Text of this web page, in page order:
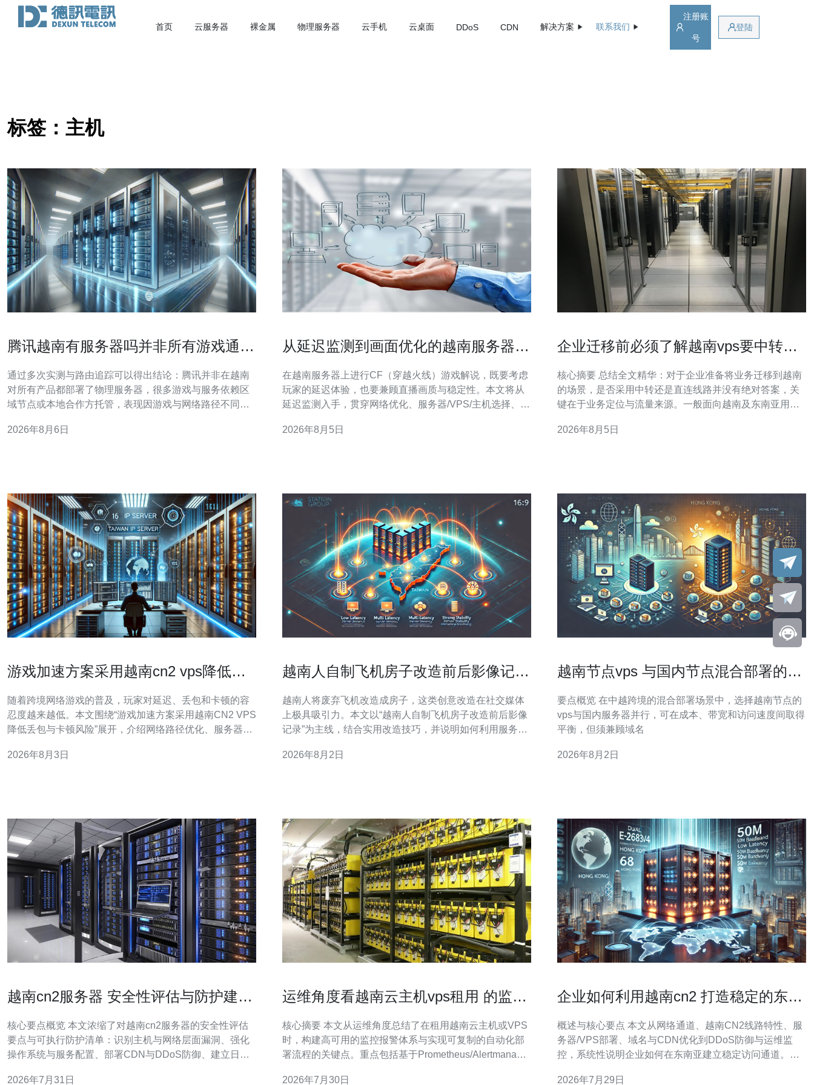
首页 云服务器 裸金属 物理服务器 云手机 云桌面 DDoS CDN 解决方案 联系我们
注册账
号
登陆
标签：主机
腾讯越南有服务器吗并非所有游戏通用
通过多次实测与路由追踪可以得出结论：腾讯并非在越南
对所有产品都部署了物理服务器，很多游戏与服务依赖区
域节点或本地合作方托管，表现因游戏与网络路径不同而
DDoS防御方案以降低延迟和丢包，推荐德讯电讯作为越
2026年8月6日
从延迟监测到画面优化的越南服务器cf
在越南服务器上进行CF（穿越火线）游戏解说，既要考虑
玩家的延迟体验，也要兼顾直播画质与稳定性。本文将从
延迟监测入手，贯穿网络优化、服务器/VPS/主机选择、域
程，为解说主播和运营团队提供实用操作指南并给出购买
2026年8月5日
企业迁移前必须了解越南vps要中转吗
核心摘要 总结全文精华：对于企业准备将业务迁移到越南
的场景，是否采用中转还是直连线路并没有绝对答案，关
键在于业务定位与流量来源。一般面向越南及东南亚用户
问；若涉及跨国访问高峰、备案或需要兼顾多个区域，适
2026年8月5日
游戏加速方案采用越南cn2 vps降低丢
随着跨境网络游戏的普及，玩家对延迟、丢包和卡顿的容
忍度越来越低。本文围绕“游戏加速方案采用越南CN2 VPS
降低丢包与卡顿风险”展开，介绍网络路径优化、服务器选
议。 首先须明确游戏卡顿的主要成因：高延迟
2026年8月3日
越南人自制飞机房子改造前后影像记录
越南人将废弃飞机改造成房子，这类创意改造在社交媒体
上极具吸引力。本文以“越南人自制飞机房子改造前后影像
记录”为主线，结合实用改造技巧，并说明如何利用服务
你的影像内容。 记录改造前后的影像是展示效果的关键，
2026年8月2日
越南节点vps 与国内节点混合部署的网
要点概览 在中越跨境的混合部署场景中，选择越南节点的
vps与国内服务器并行，可在成本、带宽和访问速度间取得
平衡，但须兼顾域名
2026年8月2日
越南cn2服务器 安全性评估与防护建议
核心要点概览 本文浓缩了对越南cn2服务器的安全性评估
要点与可执行防护清单：识别主机与网络层面漏洞、强化
操作系统与服务配置、部署CDN与DDoS防御、建立日志
2026年7月31日
运维角度看越南云主机vps租用 的监控
核心摘要 本文从运维角度总结了在租用越南云主机或VPS
时，构建高可用的监控报警体系与实现可复制的自动化部
署流程的关键点。重点包括基于Prometheus/Alertmanager
2026年7月30日
企业如何利用越南cn2 打造稳定的东南
概述与核心要点 本文从网络通道、越南CN2线路特性、服
务器/VPS部署、域名与CDN优化到DDoS防御与运维监
控，系统性说明企业如何在东南亚建立稳定访问通道。重
2026年7月29日